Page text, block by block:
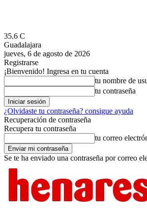
35.6 C
Guadalajara
jueves, 6 de agosto de 2026
Registrarse
¡Bienvenido! Ingresa en tu cuenta
tu nombre de
tu contraseña
¿Olvidaste tu contraseña? consigue ayuda
Recuperación de contraseña
Recupera tu contraseña
tu correo
Se te ha enviado una contraseña por correo